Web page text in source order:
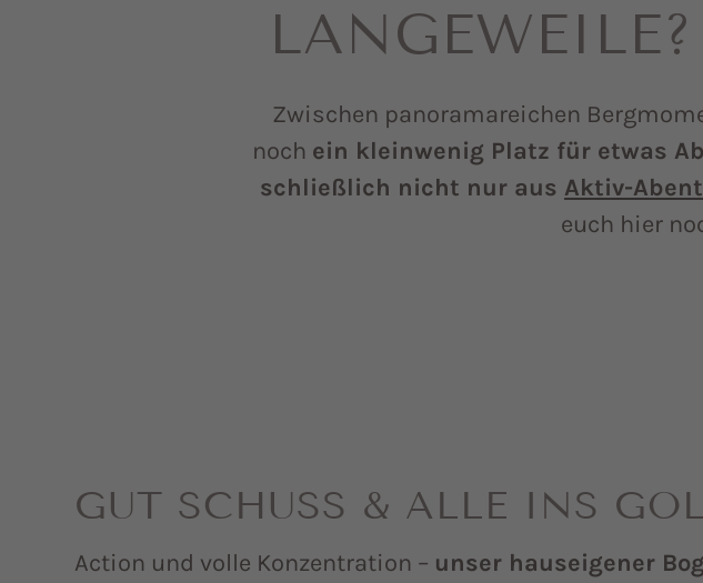
Zwischen panoramareichen
noch ein kleinwenig Platz für etwas
schließlich nicht nur aus Aktiv-
euch hier
GUT SCHUSS & ALLE INS
Action und volle Konzentration – unser hauseigener